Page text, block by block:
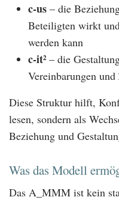
c-us – die
Beteiligten wirkt
werden kann
c-it²– die
Vereinbarungen
Diese Struktur hilft,
lesen, sondern als
Beziehung und
Was das Modell
Das A_MMM ist kein